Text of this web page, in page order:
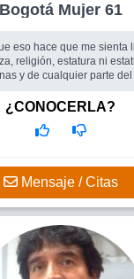
Bogotá Mujer 61
libre , no me
preocupa , color
y de cualquier parte
¿CONOCERLA?
Mensaje / Citas